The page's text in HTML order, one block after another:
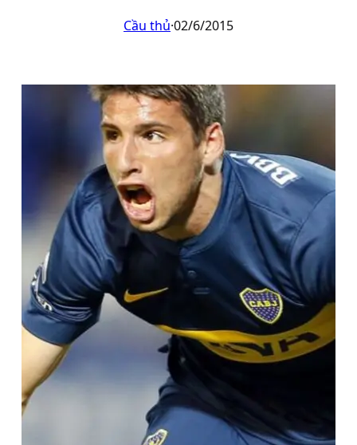
Cầu thủ·02/6/2015